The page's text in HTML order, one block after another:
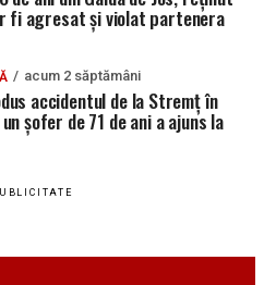
și să manifeste prudență în
ca sursă
fi agresat și violat partenera
acum 2 săptămâni
accidentul de la Stremț în
șofer de 71 de ani a ajuns la